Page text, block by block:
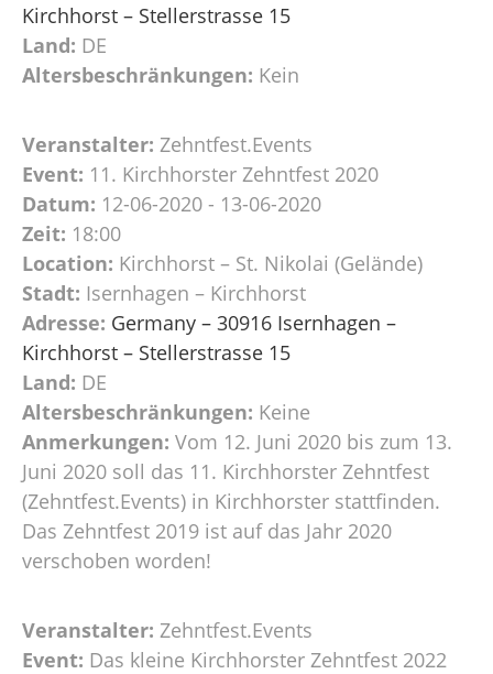
Kirchhorst – Stellerstrasse 15
Land: DE
Altersbeschränkungen: Kein
Veranstalter: Zehntfest.Events
Event: 11. Kirchhorster Zehntfest 2020
Datum: 12-06-2020 - 13-06-2020
Zeit: 18:00
Location: Kirchhorst – St. Nikolai (Gelände)
Stadt: Isernhagen – Kirchhorst
Adresse: Germany – 30916 Isernhagen –
Kirchhorst – Stellerstrasse 15
Land: DE
Altersbeschränkungen: Keine
Anmerkungen: Vom 12. Juni 2020 bis zum 13.
Juni 2020 soll das 11. Kirchhorster Zehntfest
(Zehntfest.Events) in Kirchhorster stattfinden.
Das Zehntfest 2019 ist auf das Jahr 2020
verschoben worden!
Veranstalter: Zehntfest.Events
Event: Das kleine Kirchhorster Zehntfest 2022